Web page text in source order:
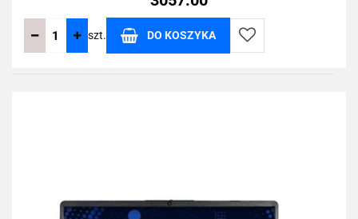
szt. DO KOSZYKA
Do